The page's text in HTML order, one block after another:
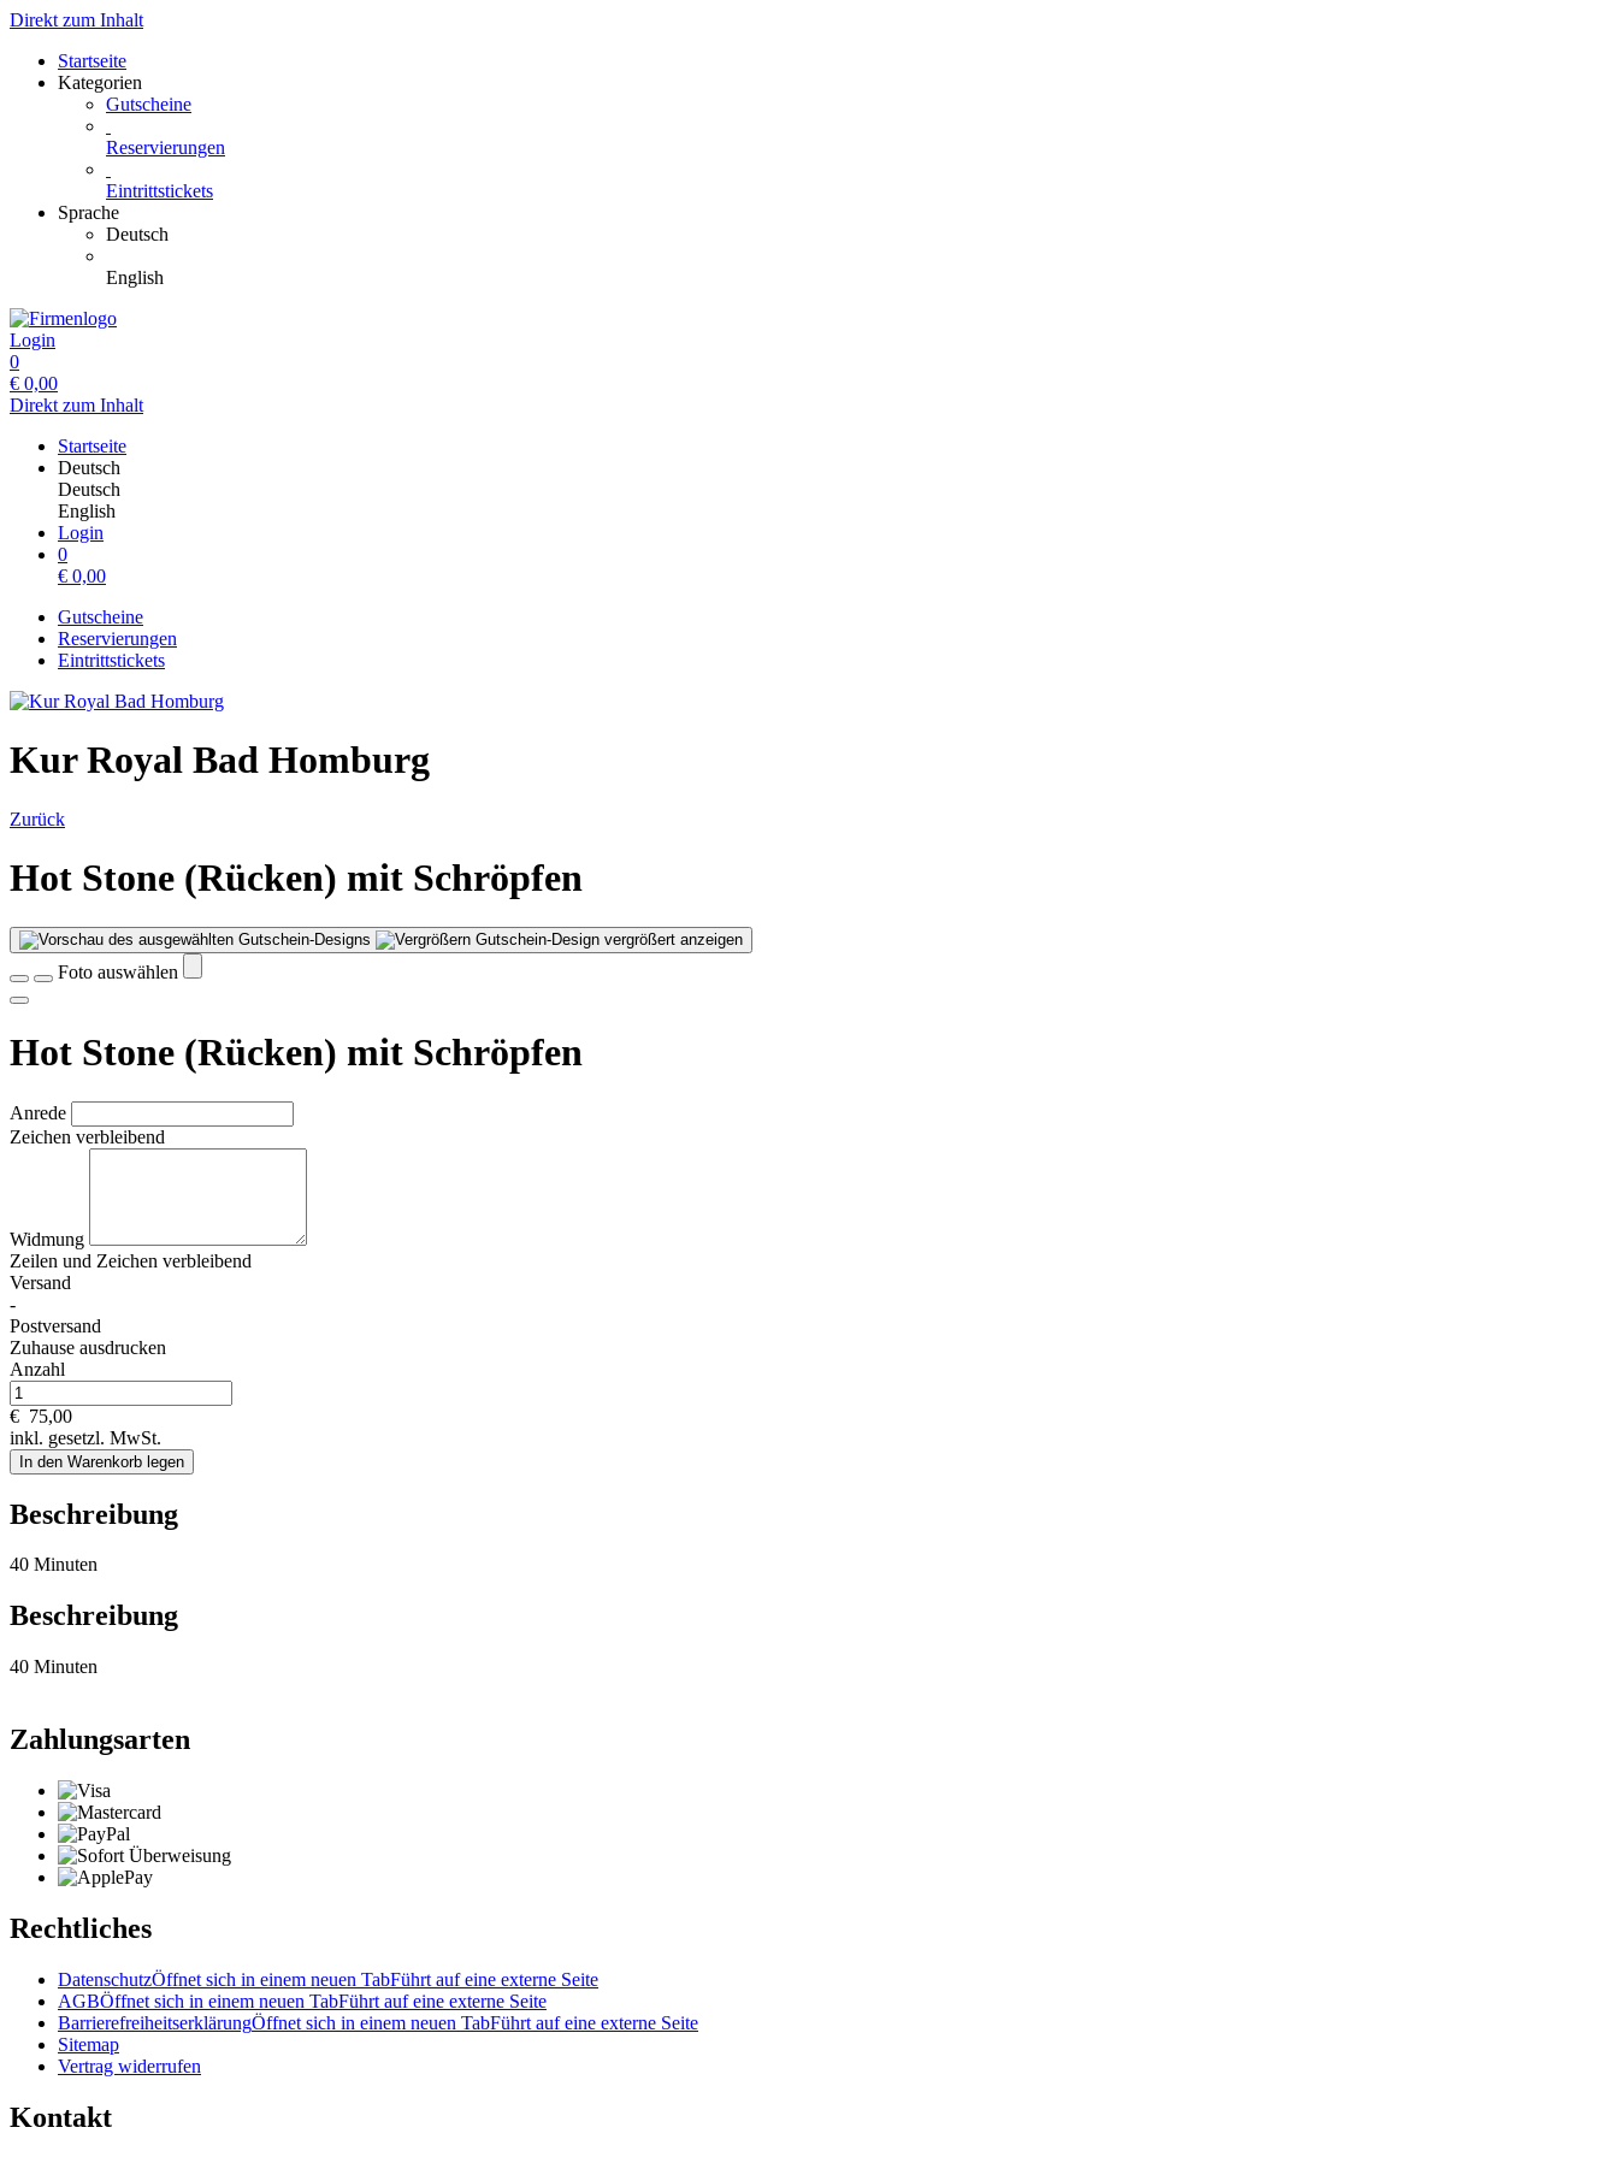
Direkt zum Inhalt
Startseite
Kategorien
Gutscheine
Reservierungen
Eintrittstickets
Sprache
Deutsch
English
Login
0
€ 0,00
Direkt zum Inhalt
Startseite
Deutsch
Deutsch
English
Login
0
€ 0,00
Gutscheine
Reservierungen
Eintrittstickets
Kur Royal Bad Homburg
Zurück
Hot Stone (Rücken) mit Schröpfen
Gutschein-Design vergrößert anzeigen
Foto auswählen
Hot Stone (Rücken) mit Schröpfen
Anrede
Zeichen verbleibend
Widmung
Zeilen und Zeichen verbleibend
Versand
-
Postversand
Zuhause ausdrucken
Anzahl
€ 75,00
inkl. gesetzl. MwSt.
In den Warenkorb legen
Beschreibung
40 Minuten
Beschreibung
40 Minuten
Zahlungsarten
Rechtliches
DatenschutzÖffnet sich in einem neuen TabFührt auf eine externe Seite
AGBÖffnet sich in einem neuen TabFührt auf eine externe Seite
BarrierefreiheitserklärungÖffnet sich in einem neuen TabFührt auf eine externe Seite
Sitemap
Vertrag widerrufen
Kontakt